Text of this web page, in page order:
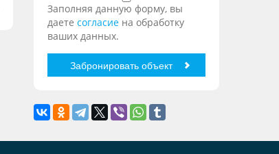
Заполняя данную форму, вы
даете согласие на обработку
ваших данных.